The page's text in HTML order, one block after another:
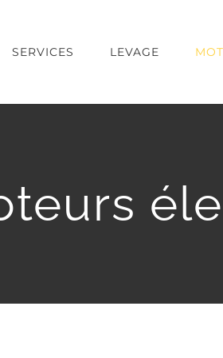
SERVICES LEVAGE